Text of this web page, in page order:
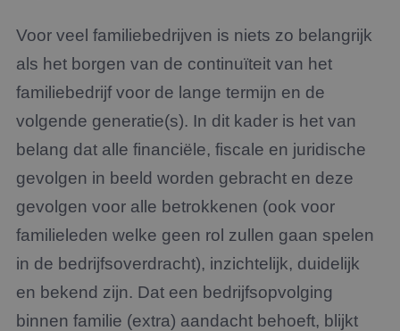
Voor veel familiebedrijven is niets zo belangrijk
als het borgen van de continuïteit van het
familiebedrijf voor de lange termijn en de
volgende generatie(s). In dit kader is het van
belang dat alle financiële, fiscale en juridische
gevolgen in beeld worden gebracht en deze
gevolgen voor alle betrokkenen (ook voor
familieleden welke geen rol zullen gaan spelen
in de bedrijfsoverdracht), inzichtelijk, duidelijk
en bekend zijn. Dat een bedrijfsopvolging
binnen familie (extra) aandacht behoeft, blijkt